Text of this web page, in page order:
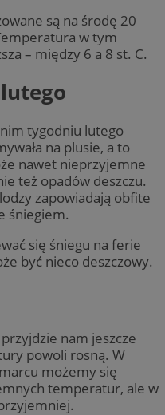
są na środę 20
w tym
– między 6 a 8 st. C.
tygodniu lutego
na plusie, a to
nawet nieprzyjemne
też opadów deszczu.
zapowiadają obfite
śniegiem.
się śniegu na ferie
być nieco deszczowy.
nam jeszcze
powoli rosną. W
możemy się
temperatur, ale w